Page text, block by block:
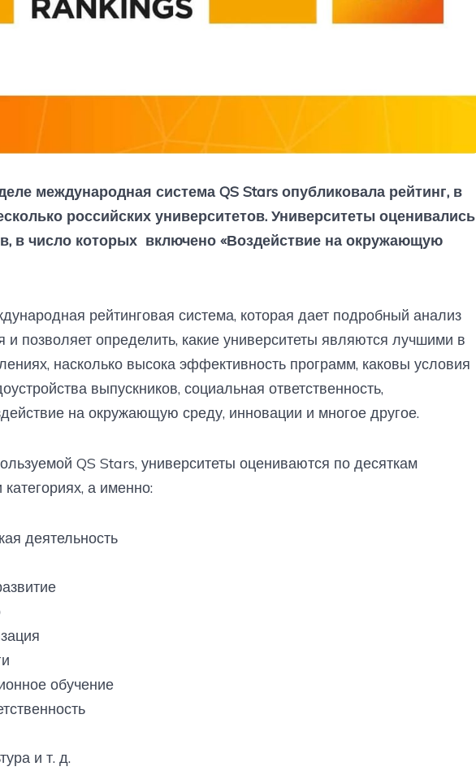
международная система QS Stars опубликовала рейтинг, в
российских университетов. Университеты оценивались
в число которых включено «Воздействие на окружающую
рейтинговая система, которая дает подробный анализ
и позволяет определить, какие университеты являются лучшими в
насколько высока эффективность программ, каковы условия
выпускников, социальная ответственность,
на окружающую среду, инновации и многое другое.
QS Stars, университеты оцениваются по десяткам
а именно:
деятельность
обучение
и т. д.